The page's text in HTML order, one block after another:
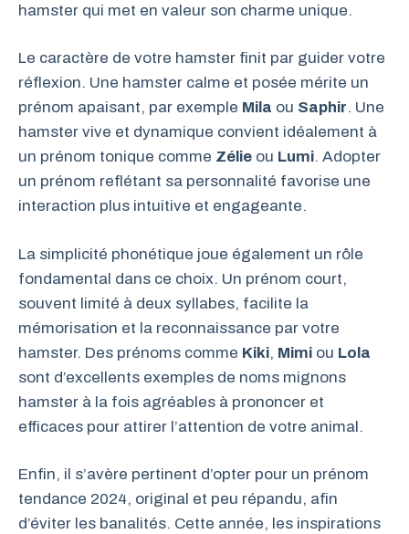
hamster qui met en valeur son charme unique.
Le caractère de votre hamster finit par guider votre
réflexion. Une hamster calme et posée mérite un
prénom apaisant, par exemple Mila ou Saphir. Une
hamster vive et dynamique convient idéalement à
un prénom tonique comme Zélie ou Lumi. Adopter
un prénom reflétant sa personnalité favorise une
interaction plus intuitive et engageante.
La simplicité phonétique joue également un rôle
fondamental dans ce choix. Un prénom court,
souvent limité à deux syllabes, facilite la
mémorisation et la reconnaissance par votre
hamster. Des prénoms comme Kiki, Mimi ou Lola
sont d’excellents exemples de noms mignons
hamster à la fois agréables à prononcer et
efficaces pour attirer l’attention de votre animal.
Enfin, il s’avère pertinent d’opter pour un prénom
tendance 2024, original et peu répandu, afin
d’éviter les banalités. Cette année, les inspirations